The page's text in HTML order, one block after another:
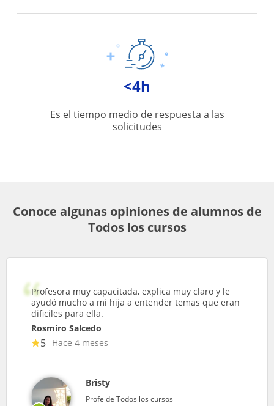
<4h
Es el tiempo medio de respuesta a las
solicitudes
Conoce algunas opiniones de alumnos de
Todos los cursos
Profesora muy capacitada, explica muy claro y le
ayudó mucho a mi hija a entender temas que eran
dificiles para ella.
Rosmiro Salcedo
5 Hace 4 meses
Bristy
Profe de Todos los cursos